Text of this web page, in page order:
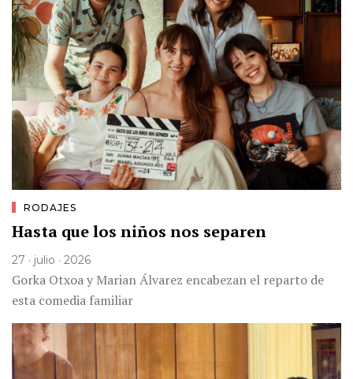
RODAJES
Hasta que los niños nos separen
27 · julio · 2026
Gorka Otxoa y Marian Álvarez encabezan el reparto de
esta comedia familiar